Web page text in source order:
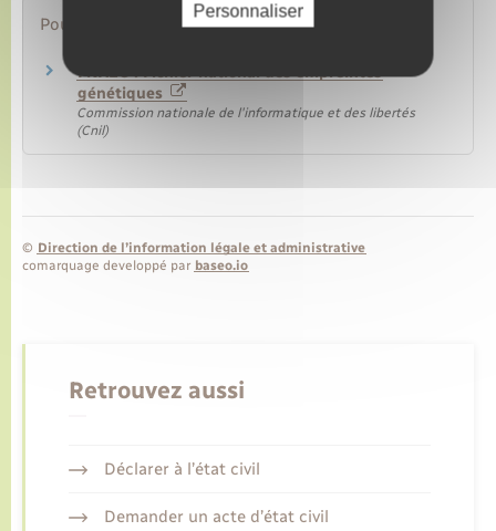
Pour en savoir plus
FNAEG : Fichier national des empreintes
génétiques
Commission nationale de l'informatique et des libertés
(Cnil)
© Direction de l’information légale et administrative
comarquage developpé par baseo.io
Retrouvez aussi
Déclarer à l’état civil
Demander un acte d’état civil
Personnaliser